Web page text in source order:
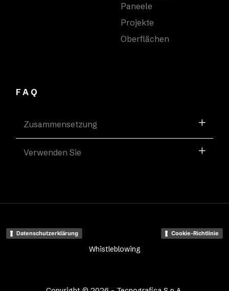
Paneele
Projekte
Oberflächen
FAQ
Zusammensetzung
Verwenden Sie
Datenschutzerklärung Cookie-Richtlinie
Whistleblowing